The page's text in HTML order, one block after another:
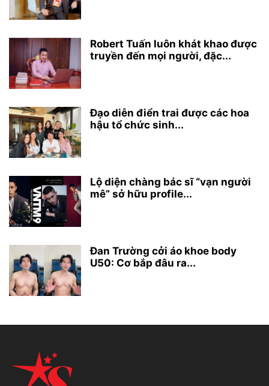
Robert Tuấn luôn khát khao được
truyền đến mọi người, đặc...
Đạo diễn điển trai được các hoa
hậu tổ chức sinh...
Lộ diện chàng bác sĩ “vạn người
mê” sở hữu profile...
Đan Trường cởi áo khoe body
U50: Cơ bắp đâu ra...